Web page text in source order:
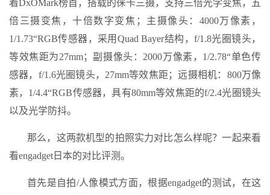
着DxOMark榜首，搭载的徕卡三摄，支持三倍光学变焦，五
倍三摄变焦，十倍数字变焦；主摄像头：4000万像素，
1/1.73“RGB传感器，采用Quad Bayer结构，f/1.8光圈镜头，
等效焦距为27mm；副摄像头：2000万像素，1/2.78“单色传
感器，f/1.6光圈镜头，27mm等效焦距；远摄相机：800万像
素，1/4.4“RGB传感器，具有80mm等效焦距的f/2.4光圈镜头
以及光学防抖。
那么，这两款机型的拍照实力对比怎么样呢？一起来看
看engadget日本的对比评测。
首先是自拍/人像模式方面，根据engadget的测试，在这